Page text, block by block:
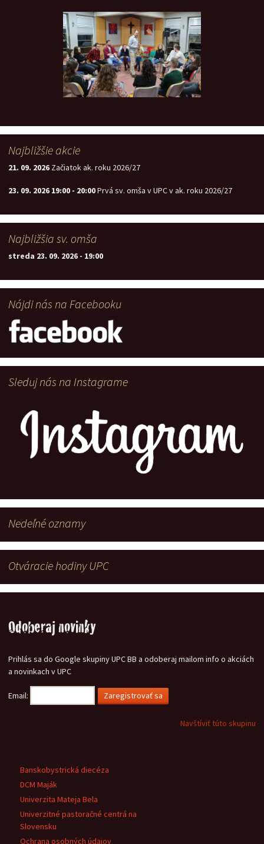
Najbližšie akcie
21. 09. 2026 Začiatok ak. roku 2026/27
23. 09. 2026 19:00 - 20:00Prvá sv. omša v UPC v ak. roku 2026/27
Najbližšia sv. omša
streda 23. 09. 2026 - 19:00
Nájdi nás na Facebooku
Sleduj nás na Instagrame
Nedeľné oznamy
Otváracie hodiny UPC
Odoberaj novinky
Prihlás sa do Google skupiny UPC BB a odoberaj mailom info o akciách
a novinkach v UPC
Email:
Navštíviť túto skupinu
Banskobystrická diecéza
DCM Maják
Univerzita Mateja Bela
Univerzitné pastoračné centrá na
Slovensku
Ochrana osobných údajov